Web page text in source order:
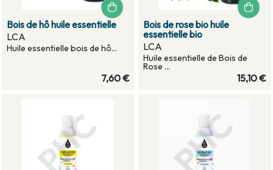
Bois de hô huile essentielle
LCA
Huile essentielle bois de hô...
7,60 €
Bois de rose bio huile
essentielle bio
LCA
Huile essentielle de Bois de
Rose ...
15,10 €